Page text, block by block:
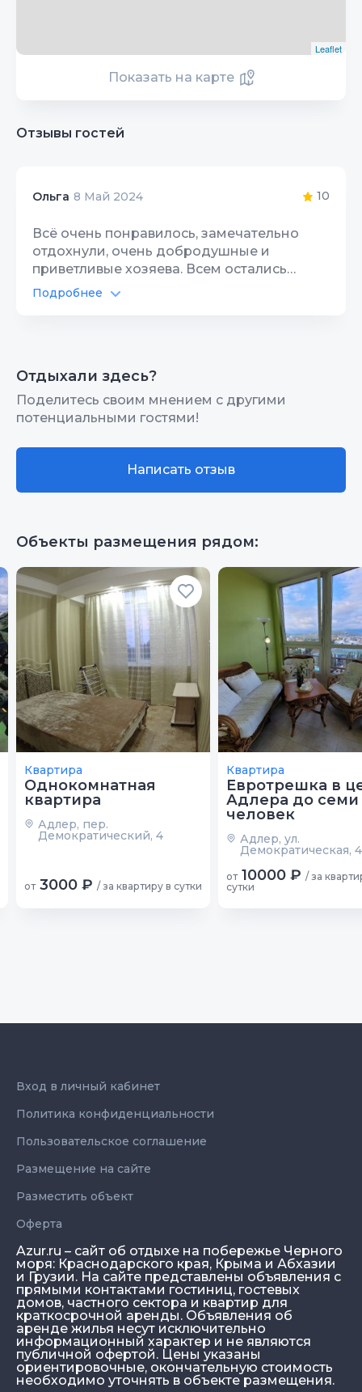
Leaflet
Показать на карте
Отзывы гостей
Ольга 8 Май 2024 10
Всё очень понравилось, замечательно
отдохнули, очень добродушные и
приветливые хозяева. Всем остались
довольны, очень надеемся на скорую
встречу уже в этом году!!!
Подробнее
Отдыхали здесь?
Поделитесь своим мнением с другими
потенциальными гостями!
Написать отзыв
Объекты размещения рядом:
Квартира
Однокомнатная
квартира
Адлер, пер.
Демократический, 4
от 3000 ₽ / за квартиру в сутки
Квартира
Евротрешка в
Адлера до семи
человек
Адлер, ул.
Демократическая,
от 10000 ₽ / за
сутки
Azur.ru – сайт об отдыхе на побережье Черного
моря: Краснодарского края, Крыма и Абхазии
и Грузии. На сайте представлены объявления с
прямыми контактами гостиниц, гостевых
домов, частного сектора и квартир для
краткосрочной аренды. Объявления об
аренде жилья несут исключительно
информационный характер и не являются
публичной офертой. Цены указаны
ориентировочные, окончательную стоимость
необходимо уточнять в объекте размещения.
Вход в личный кабинет
Политика конфиденциальности
Пользовательское соглашение
Размещение на сайте
Разместить объект
Оферта